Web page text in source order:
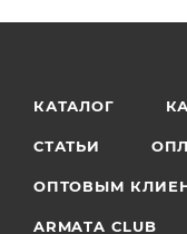
КАТАЛОГ
СТАТЬИ
ОПТОВЫМ
ARMATA CLUB